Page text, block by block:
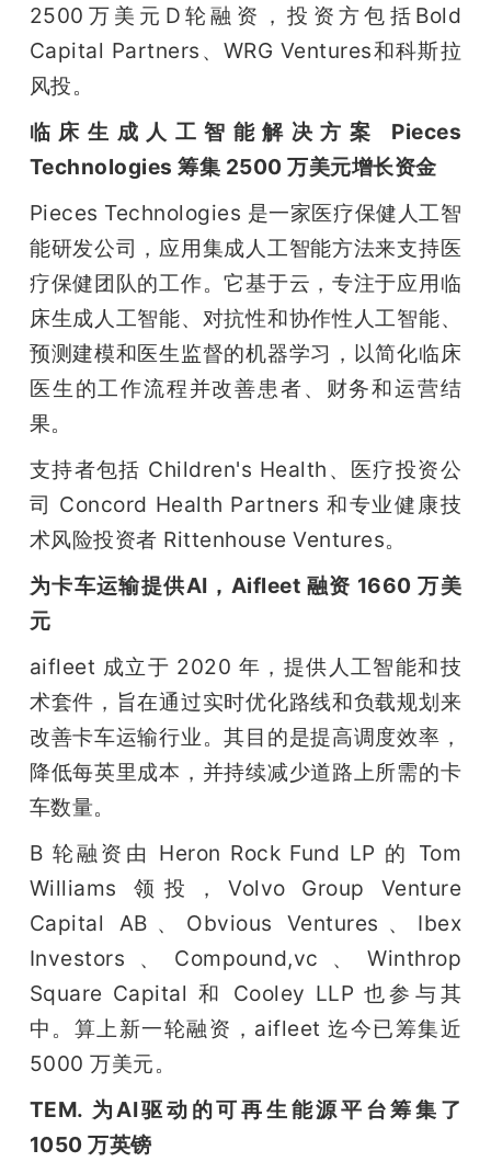
2500万美元D轮融资，投资方包括Bold
Capital Partners、WRG Ventures和科斯拉
风投。
临床生成人工智能解决方案 Pieces
Technologies 筹集 2500 万美元增长资金
Pieces Technologies 是一家医疗保健人工智
能研发公司，应用集成人工智能方法来支持医
疗保健团队的工作。它基于云，专注于应用临
床生成人工智能、对抗性和协作性人工智能、
预测建模和医生监督的机器学习，以简化临床
医生的工作流程并改善患者、财务和运营结
果。
支持者包括 Children's Health、医疗投资公
司 Concord Health Partners 和专业健康技
术风险投资者 Rittenhouse Ventures。
为卡车运输提供AI，Aifleet 融资 1660 万美
元
aifleet 成立于 2020 年，提供人工智能和技
术套件，旨在通过实时优化路线和负载规划来
改善卡车运输行业。其目的是提高调度效率，
降低每英里成本，并持续减少道路上所需的卡
车数量。
B 轮融资由 Heron Rock Fund LP 的 Tom
Williams 领投，Volvo Group Venture
Capital AB、Obvious Ventures、Ibex
Investors、Compound,vc、Winthrop
Square Capital 和 Cooley LLP 也参与其
中。算上新一轮融资，aifleet 迄今已筹集近
5000 万美元。
TEM. 为AI驱动的可再生能源平台筹集了
1050 万英镑